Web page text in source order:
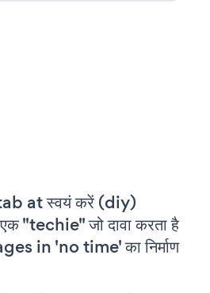
at स्वयं करें (diy)
"techie" जो दावा करता है
in 'no time' का निर्माण